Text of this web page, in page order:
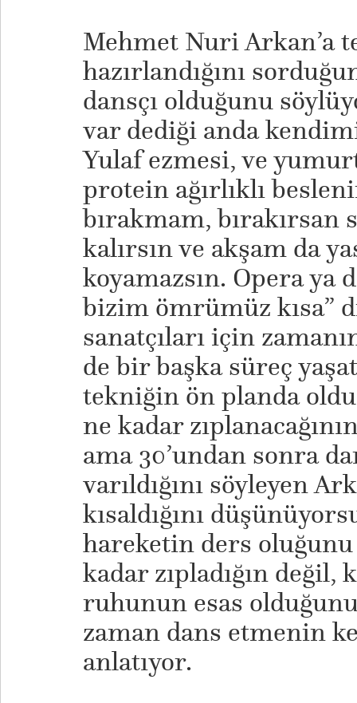
Mehmet Nuri Arkan’a
hazırlandığını
dansçı olduğunu
var dediği anda
Yulaf ezmesi, ve
protein ağırlıklı
bırakmam, bırakırsan
kalırsın ve akşam da
koyamazsın. Opera
bizim ömrümüz kısa”
sanatçıları için
de bir başka süreç
tekniğin ön planda
ne kadar
ama 30’undan sonra
varıldığını söyleyen
kısaldığını
hareketin ders
kadar zıpladığın
ruhunun esas
zaman dans etmenin
anlatıyor.